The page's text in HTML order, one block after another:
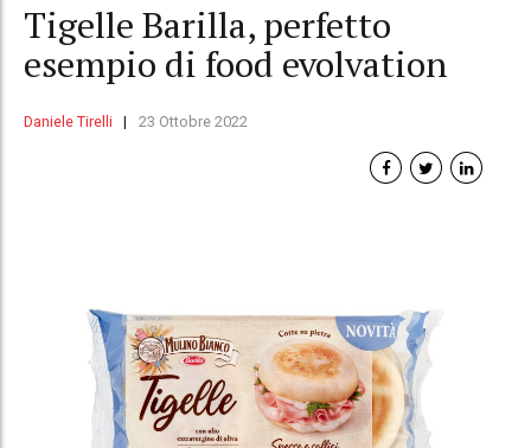
Tigelle Barilla, perfetto
esempio di food evolvation
Daniele Tirelli 23 Ottobre 2022